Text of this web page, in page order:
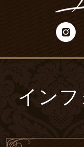
イン